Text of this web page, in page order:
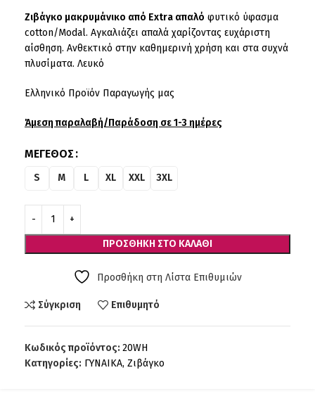
Ζιβάγκο μακρυμάνικο από Extra απαλό φυτικό ύφασμα
cotton/Modal. Αγκαλιάζει απαλά χαρίζοντας ευχάριστη
αίσθηση. Ανθεκτικό στην καθημερινή χρήση και στα συχνά
πλυσίματα. Λευκό
Ελληνικό Προϊόν Παραγωγής μας
Άμεση παραλαβή/Παράδοση σε 1-3 ημέρες
ΜΈΓΕΘΟΣ
S M L XL XXL 3XL
ΠΡΟΣΘΉΚΗ ΣΤΟ ΚΑΛΆΘΙ
Προσθήκη στη Λίστα Επιθυμιών
Σύγκριση Επιθυμητό
Κωδικός προϊόντος: 20WH
Κατηγορίες: ΓΥΝΑΙΚΑ, Ζιβάγκο